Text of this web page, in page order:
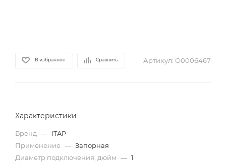
В избранное Сравнить Артикул: О0006467
Характеристики
Бренд — ITAP
Применение — Запорная
Диаметр подключения, дюйм — 1